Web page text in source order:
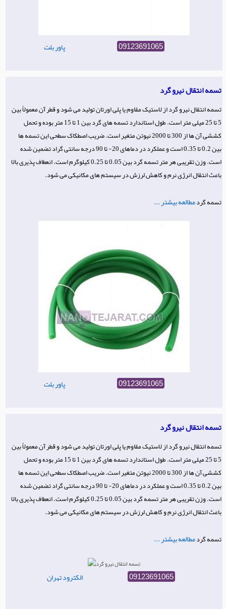
پاور بلت 09123691065
تسمه انتقال نیرو گرد
تسمه انتقال نیرو گرد از لاستیک مقاوم یا پلی اورتان تولید می شود و قطر آن معمولاً بین
5 تا 25 میلی متر است. طول استاندارد تسمه های گرد بین 1 تا 15 متر بوده و تحمل
کششی آن ها از 300 تا 2000 نیوتن متغیر است. ضریب اصطکاک سطحی این تسمه ها
بین 0.2 تا 0.35 است و عملکرد در دماهای 20- تا 90 درجه سانتی گراد تضمین شده
است. وزن تقریبی هر متر تسمه گرد بین 0.05 تا 0.25 کیلوگرم است. انعطاف پذیری بالا
باعث انتقال انرژی نرم و کاهش لرزش در سیستم های مکانیکی می شود.
تسمه گردمطالعه بیشتر ...
پاور بلت 09123691065
تسمه انتقال نیرو گرد
تسمه انتقال نیرو گرد از لاستیک مقاوم یا پلی اورتان تولید می شود و قطر آن معمولاً بین
5 تا 25 میلی متر است. طول استاندارد تسمه های گرد بین 1 تا 15 متر بوده و تحمل
کششی آن ها از 300 تا 2000 نیوتن متغیر است. ضریب اصطکاک سطحی این تسمه ها
بین 0.2 تا 0.35 است و عملکرد در دماهای 20- تا 90 درجه سانتی گراد تضمین شده
است. وزن تقریبی هر متر تسمه گرد بین 0.05 تا 0.25 کیلوگرم است. انعطاف پذیری بالا
باعث انتقال انرژی نرم و کاهش لرزش در سیستم های مکانیکی می شود.
تسمه گردمطالعه بیشتر ...
الکترود تهران 09123691065